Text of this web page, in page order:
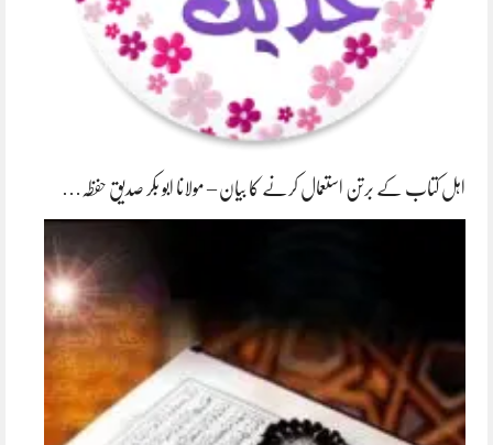
اہل کتاب کے برتن استعمال کرنے کا بیان – مولانا ابو بکر صدیق حفظہ…